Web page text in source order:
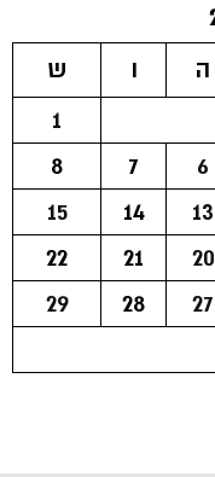
ה ו
ש
1
6
7
8
13
14
15
20
21
22
27
28
29